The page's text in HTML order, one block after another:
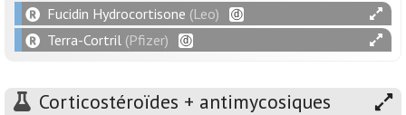
Fucidin Hydrocortisone (Leo)
Terra-Cortril (Pfizer)
Corticostéroïdes + antimycosiques